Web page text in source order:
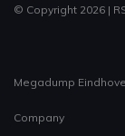
© Copyright 2026 |
Megadump
Company